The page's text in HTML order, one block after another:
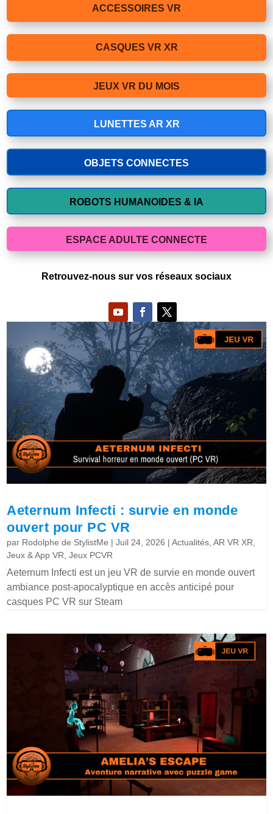
ACCESSOIRES VR
CASQUES VR XR
JEUX VR DU MOIS
LUNETTES AR XR
OBJETS CONNECTES
ROBOTS HUMANOIDES & IA
ESPACE ADULTE CONNECTE
Retrouvez-nous sur vos réseaux sociaux
Aeternum Infecti : survie en monde
ouvert pour PC VR
par Rodolphe de StylistMe |Juil 24, 2026 |Actualités ,AR VR XR
Jeux & App VR ,Jeux PCVR
Aeternum Infecti est un jeu VR de survie en monde ouvert
ambiance post-apocalyptique en accès anticipé pour
casques PC VR sur Steam